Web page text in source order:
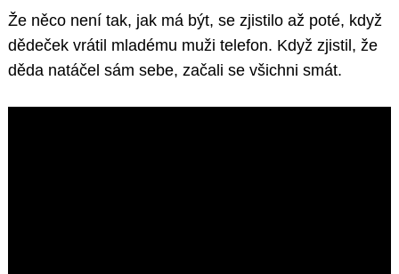
Že něco není tak, jak má být, se zjistilo až poté, když
dědeček vrátil mladému muži telefon. Když zjistil, že
děda natáčel sám sebe, začali se všichni smát.